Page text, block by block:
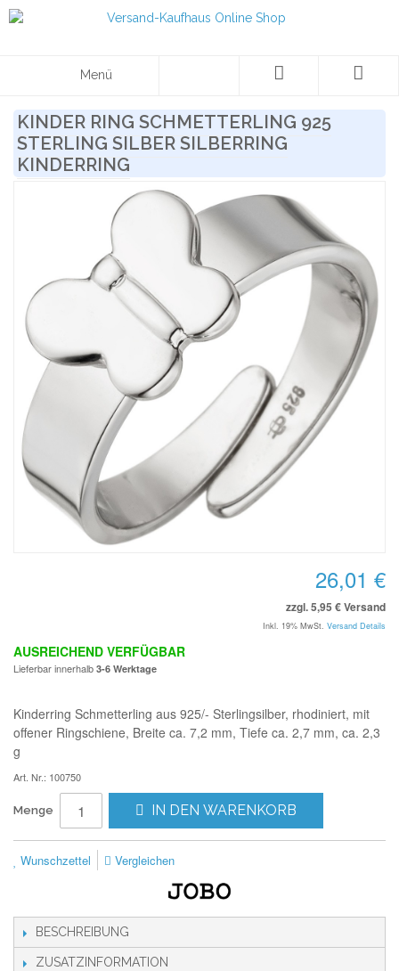
Menü
KINDER RING SCHMETTERLING 925
STERLING SILBER SILBERRING
KINDERRING
26,01 €
zzgl. 5,95 € Versand
Inkl. 19% MwSt. Versand Details
AUSREICHEND VERFÜGBAR
Lieferbar innerhalb 3-6 Werktage
Kinderring Schmetterling aus 925/- Sterlingsilber, rhodiniert, mit
offener Ringschiene, Breite ca. 7,2 mm, Tiefe ca. 2,7 mm, ca. 2,3
g
Art. Nr.: 100750
Menge IN DEN WARENKORB
Wunschzettel Vergleichen
BESCHREIBUNG
ZUSATZINFORMATION